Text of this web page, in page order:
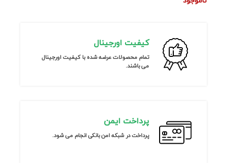
کیفیت اورجینال
تمام محصولات عرضه شده با کیفیت اورجینال
می باشند.
پرداخت ایمن
پرداخت در شبکه امن بانکی انجام می شود.